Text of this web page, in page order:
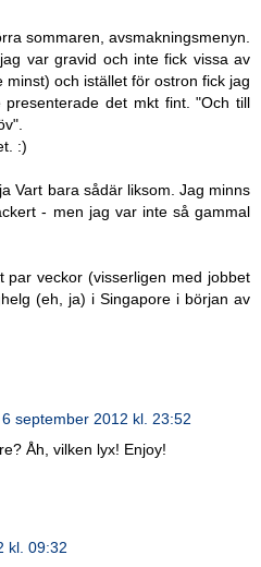
sommaren, avsmakningsmenyn.
var gravid och inte fick vissa av
minst) och istället för ostron fick jag
det mkt fint. "Och till
:)
Vart bara sådär liksom. Jag minns
- men jag var inte så gammal
par veckor (visserligen med jobbet
(eh, ja) i Singapore i början av
6 september 2012 kl. 23:52
Åh, vilken lyx! Enjoy!
kl. 09:32